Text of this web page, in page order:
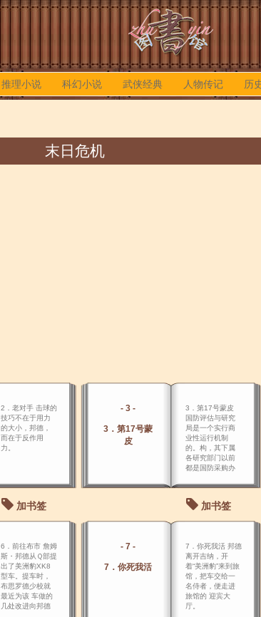
推理小说 科幻小说 武侠经典 人物传记 历
末日危机
2．老对手 击球的
技巧不在于用力
的大小，邦德，
而在于反作用
力。
加书签
- 3 -
3．第17号蒙
皮
3．第17号蒙皮
国防评估与研究
局是一个实行商
业性运行机制
的。构，其下属
各研究部门以前
都是国防采购办
构，分散在英国
各地，既有公开
的，也有秘密
加书签
6．前往布市 詹姆
斯・邦德从Ｑ部提
出了美洲豹XK8
型车。提车时，
布思罗德少校就
最近为该 车做的
几处改进向邦德
- 7 -
7．你死我活
7．你死我活 邦德
离开吉纳，开
着“美洲豹”来到旅
馆，把车交给一
名侍者，便走进
旅馆的 迎宾大
厅。